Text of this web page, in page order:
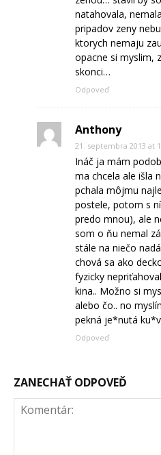
natahovala,
pripadov zeny
ktorych nemaju
opacne si myslim,
skonci…
Odpoveď
Anthony
21. septembra 2013 at
Ináč ja mám
ma chcela ale išla
pchala môjmu
postele, potom s
predo mnou), ale
som o ňu nemal
stále na niečo
chová sa ako
fyzicky
kina.. Možno si
alebo čo.. no
pekná je*nutá
Odpoveď
ZANECHAŤ ODPOVEĎ